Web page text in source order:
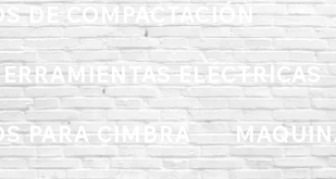
DE COMPACTACIÓN
ELÉCTRICAS
PARA CIMBRA